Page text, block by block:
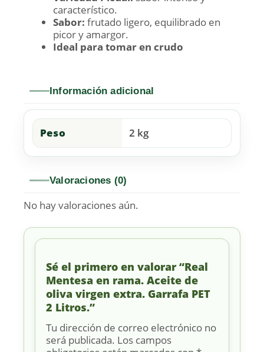
característico.
Sabor: frutado ligero, equilibrado en
picor y amargor.
Ideal para tomar en crudo
Información adicional
Peso 2 kg
Valoraciones (0)
No hay valoraciones aún.
Sé el primero en valorar “Real
Mentesa en rama. Aceite de
oliva virgen extra. Garrafa PET
2 Litros.”
Tu dirección de correo electrónico no
será publicada. Los campos